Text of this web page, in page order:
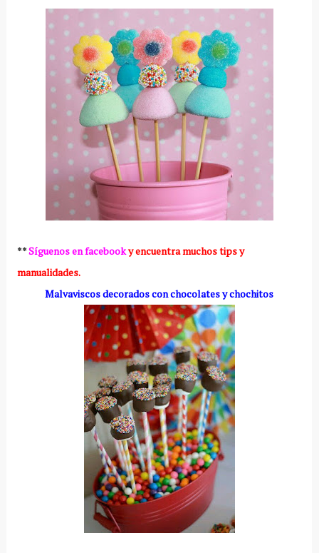
**Síguenos en facebooky encuentra muchos tips y
manualidades.
Malvaviscos decorados con chocolates y chochitos